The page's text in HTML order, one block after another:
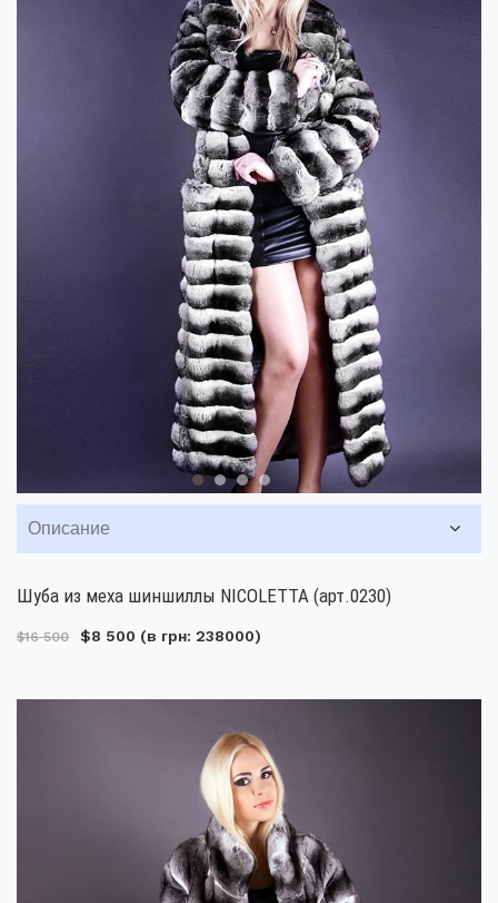
Описание
Шуба из меха шиншиллы NICOLETTA (арт.0230)
$16 500 $8 500 (в грн: 238000)